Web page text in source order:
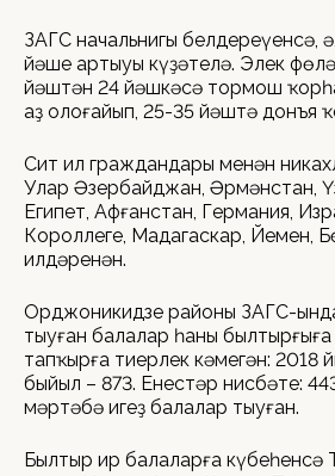
ЗАГС начальнигы белдереүенсә,
йәше артыуы күҙәтелә. Элек
йәштән 24 йәшкәсә тормош
аҙ олоғайып, 25-35 йәштә донъя
Сит ил граждандары менән
Улар Әзербайджан, Әрмәнстан,
Египет, Афғанстан, Германия,
Короллеге, Мадагаскар, Йемен,
илдәренән.
Орджоникидзе районы ЗАГС-
тыуған балалар һаны
тапҡырға тиерлек кәмегән: 2018
быйыл – 873. Енестәр нисбәте:
мәртәбә игеҙ балалар тыуған.
Былтыр ир балаларға күбеһенсә